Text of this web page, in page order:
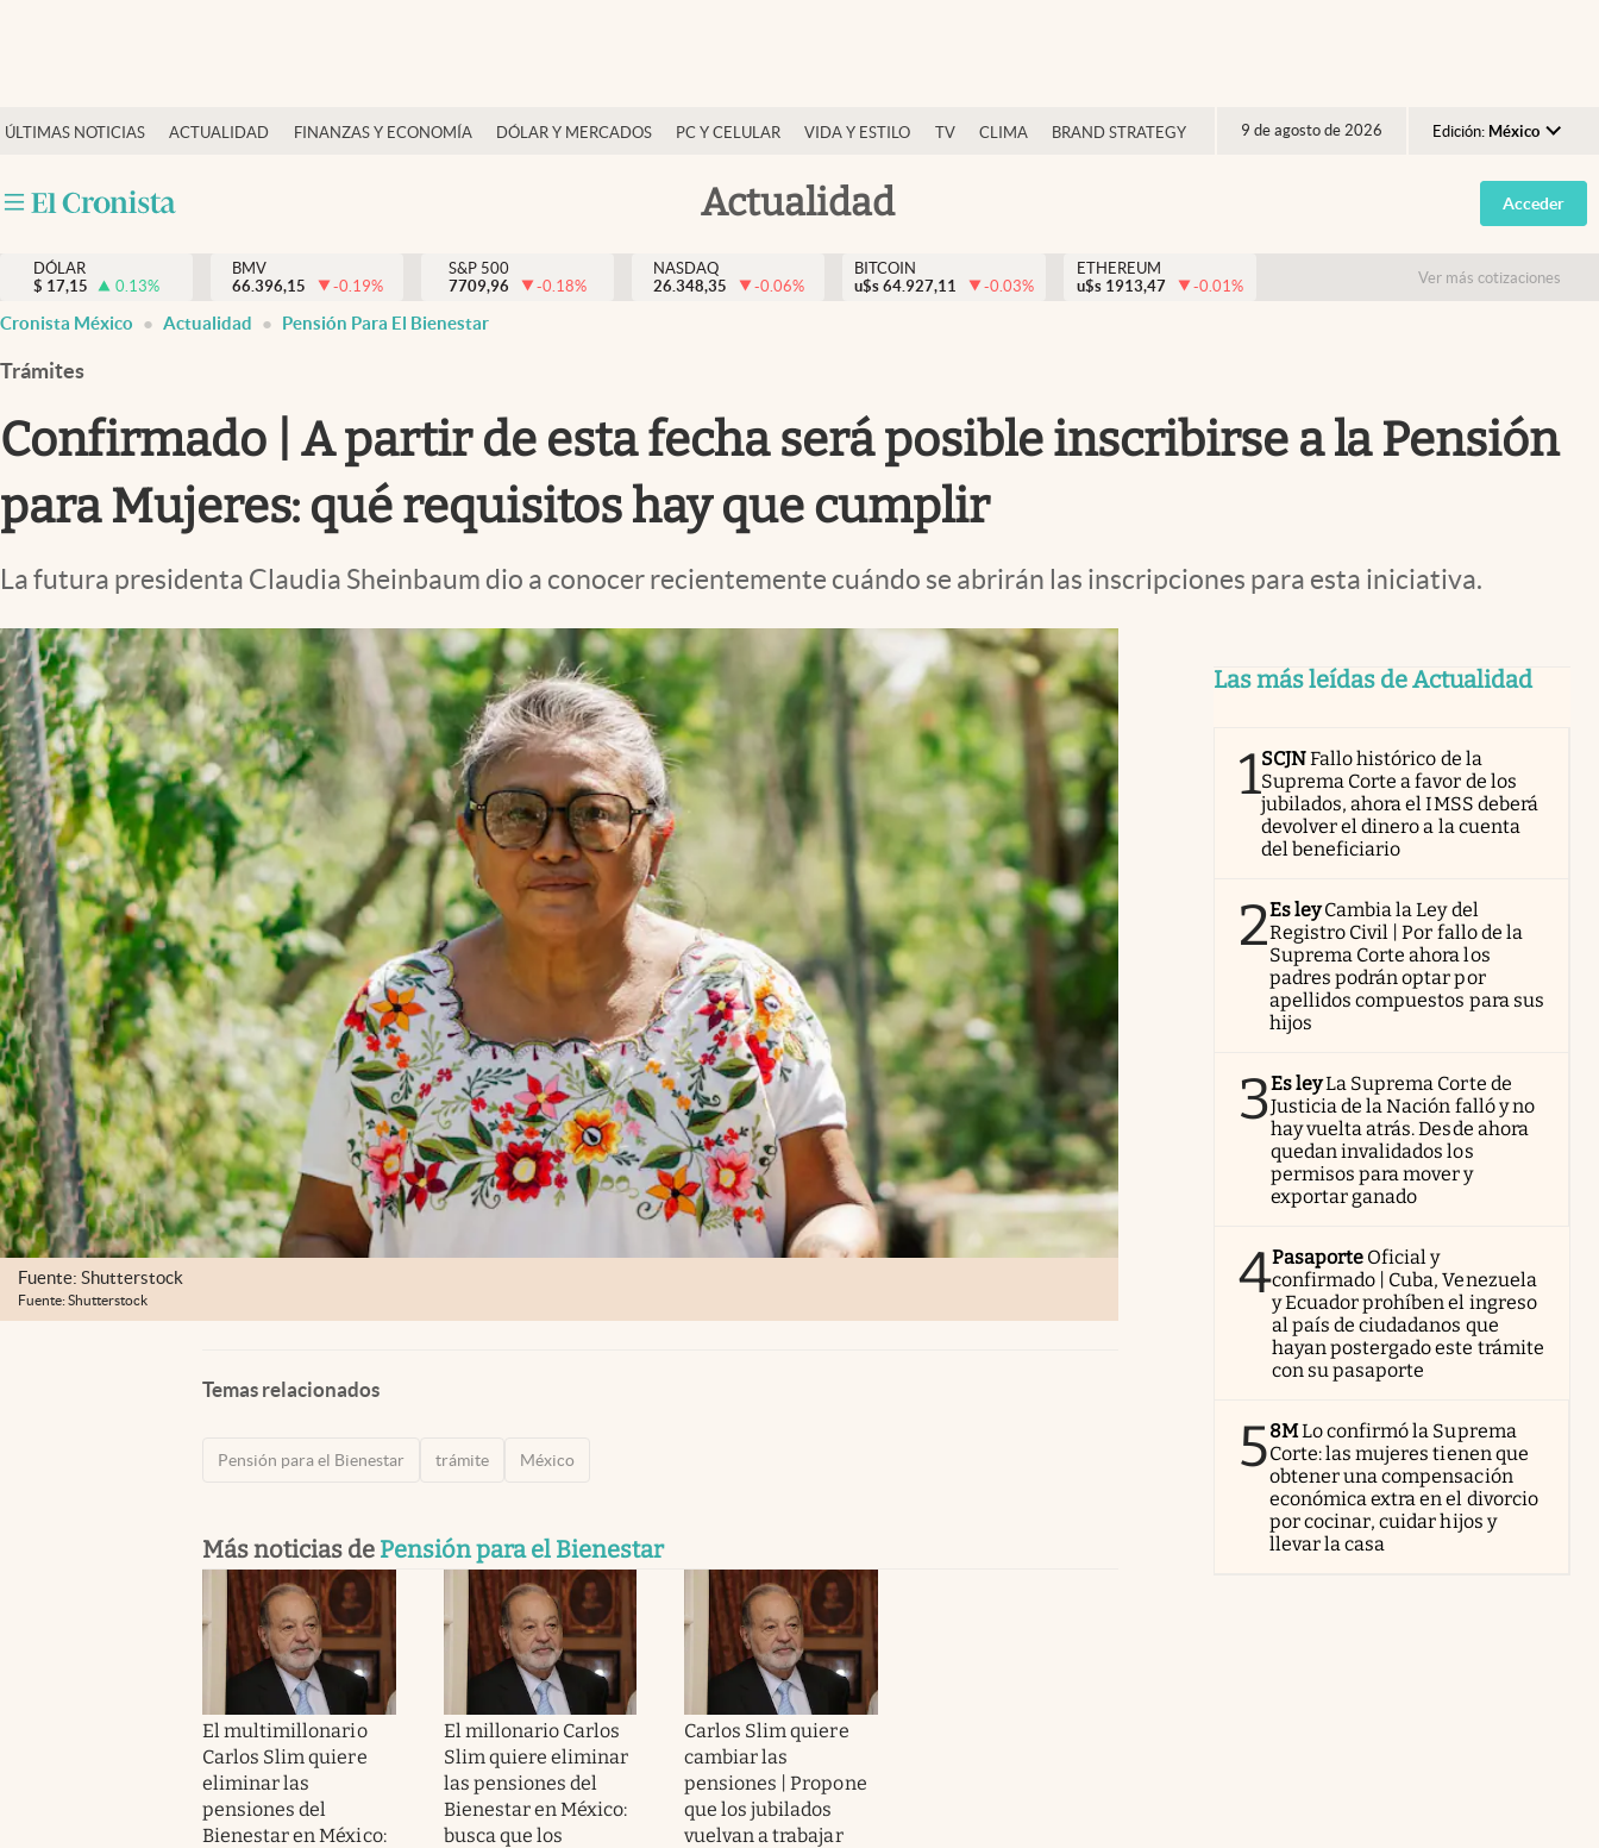
ÚLTIMAS NOTICIAS ACTUALIDAD FINANZAS Y ECONOMÍA DÓLAR Y MERCADOS PC Y CELULAR VIDA Y ESTILO TV CLIMA BRAND STRATEGY 9 de agosto de 2026 Edición: México
Argentina
España
USA
Actualidad
Actualidad
Internacionales
Opinión
Brand Strategy
Vida y estilo
Tv
Espiritualidad
Mediakit
abre en nueva pestaña
Acceder
DÓLAR
$ 17,15 0.13%
BMV
66.396,15
-0.19%
S&P 500
7709,96
-0.18%
NASDAQ
26.348,35
-0.06%
BITCOIN
u$s 64.927,11 -0.03%
ETHEREUM
u$s 1913,47 -0.01% Ver más cotizaciones
Cronista México Actualidad Pensión Para El Bienestar
Trámites
Confirmado | A partir de esta fecha será posible inscribirse a la Pensión
para Mujeres: qué requisitos hay que cumplir
La futura presidenta Claudia Sheinbaum dio a conocer recientemente cuándo se abrirán las inscripciones para esta iniciativa.
Fuente: Shutterstock
Fuente: Shutterstock
Temas relacionados
Pensión para el Bienestar trámite México
Más noticias de Pensión para el Bienestar
El multimillonario
Carlos Slim quiere
eliminar las
pensiones del
Bienestar en México:
El millonario Carlos
Slim quiere eliminar
las pensiones del
Bienestar en México:
busca que los
Carlos Slim quiere
cambiar las
pensiones | Propone
que los jubilados
vuelvan a trabajar
Las más leídas de Actualidad
1SCJNFallo histórico de la
Suprema Corte a favor de los
jubilados, ahora el IMSS deberá
devolver el dinero a la cuenta
del beneficiario
2Es ley Cambia la Ley del
Registro Civil | Por fallo de la
Suprema Corte ahora los
padres podrán optar por
apellidos compuestos para sus
hijos
3Es leyLa Suprema Corte de
Justicia de la Nación falló y no
hay vuelta atrás. Desde ahora
quedan invalidados los
permisos para mover y
exportar ganado
4Pasaporte Oficial y
confirmado | Cuba, Venezuela
y Ecuador prohíben el ingreso
al país de ciudadanos que
hayan postergado este trámite
con su pasaporte
58MLo confirmó la Suprema
Corte: las mujeres tienen que
obtener una compensación
económica extra en el divorcio
por cocinar, cuidar hijos y
llevar la casa